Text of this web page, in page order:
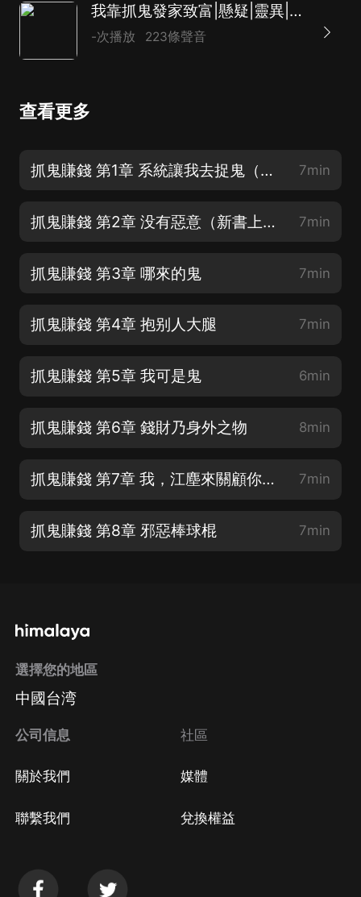
我靠抓鬼發家致富|懸疑|靈異|搞笑|爆笑|女鬼|抓鬼
-次播放 223條聲音
查看更多
抓鬼賺錢 第1章 系統讓我去捉鬼（新書上架歡迎訂閱） 7min
抓鬼賺錢 第2章 没有惡意（新書上架求支持） 7min
抓鬼賺錢 第3章 哪來的鬼 7min
抓鬼賺錢 第4章 抱别人大腿 7min
抓鬼賺錢 第5章 我可是鬼 6min
抓鬼賺錢 第6章 錢財乃身外之物 8min
抓鬼賺錢 第7章 我，江塵來關顧你們啦 7min
抓鬼賺錢 第8章 邪惡棒球棍 7min
選擇您的地區
中國台湾
公司信息
關於我們
聯繫我們
社區
媒體
兌換權益